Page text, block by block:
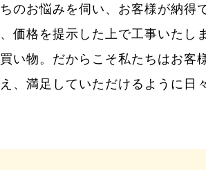
のお悩みを伺い、お客様が納得
価格を提示した上で工事いたし